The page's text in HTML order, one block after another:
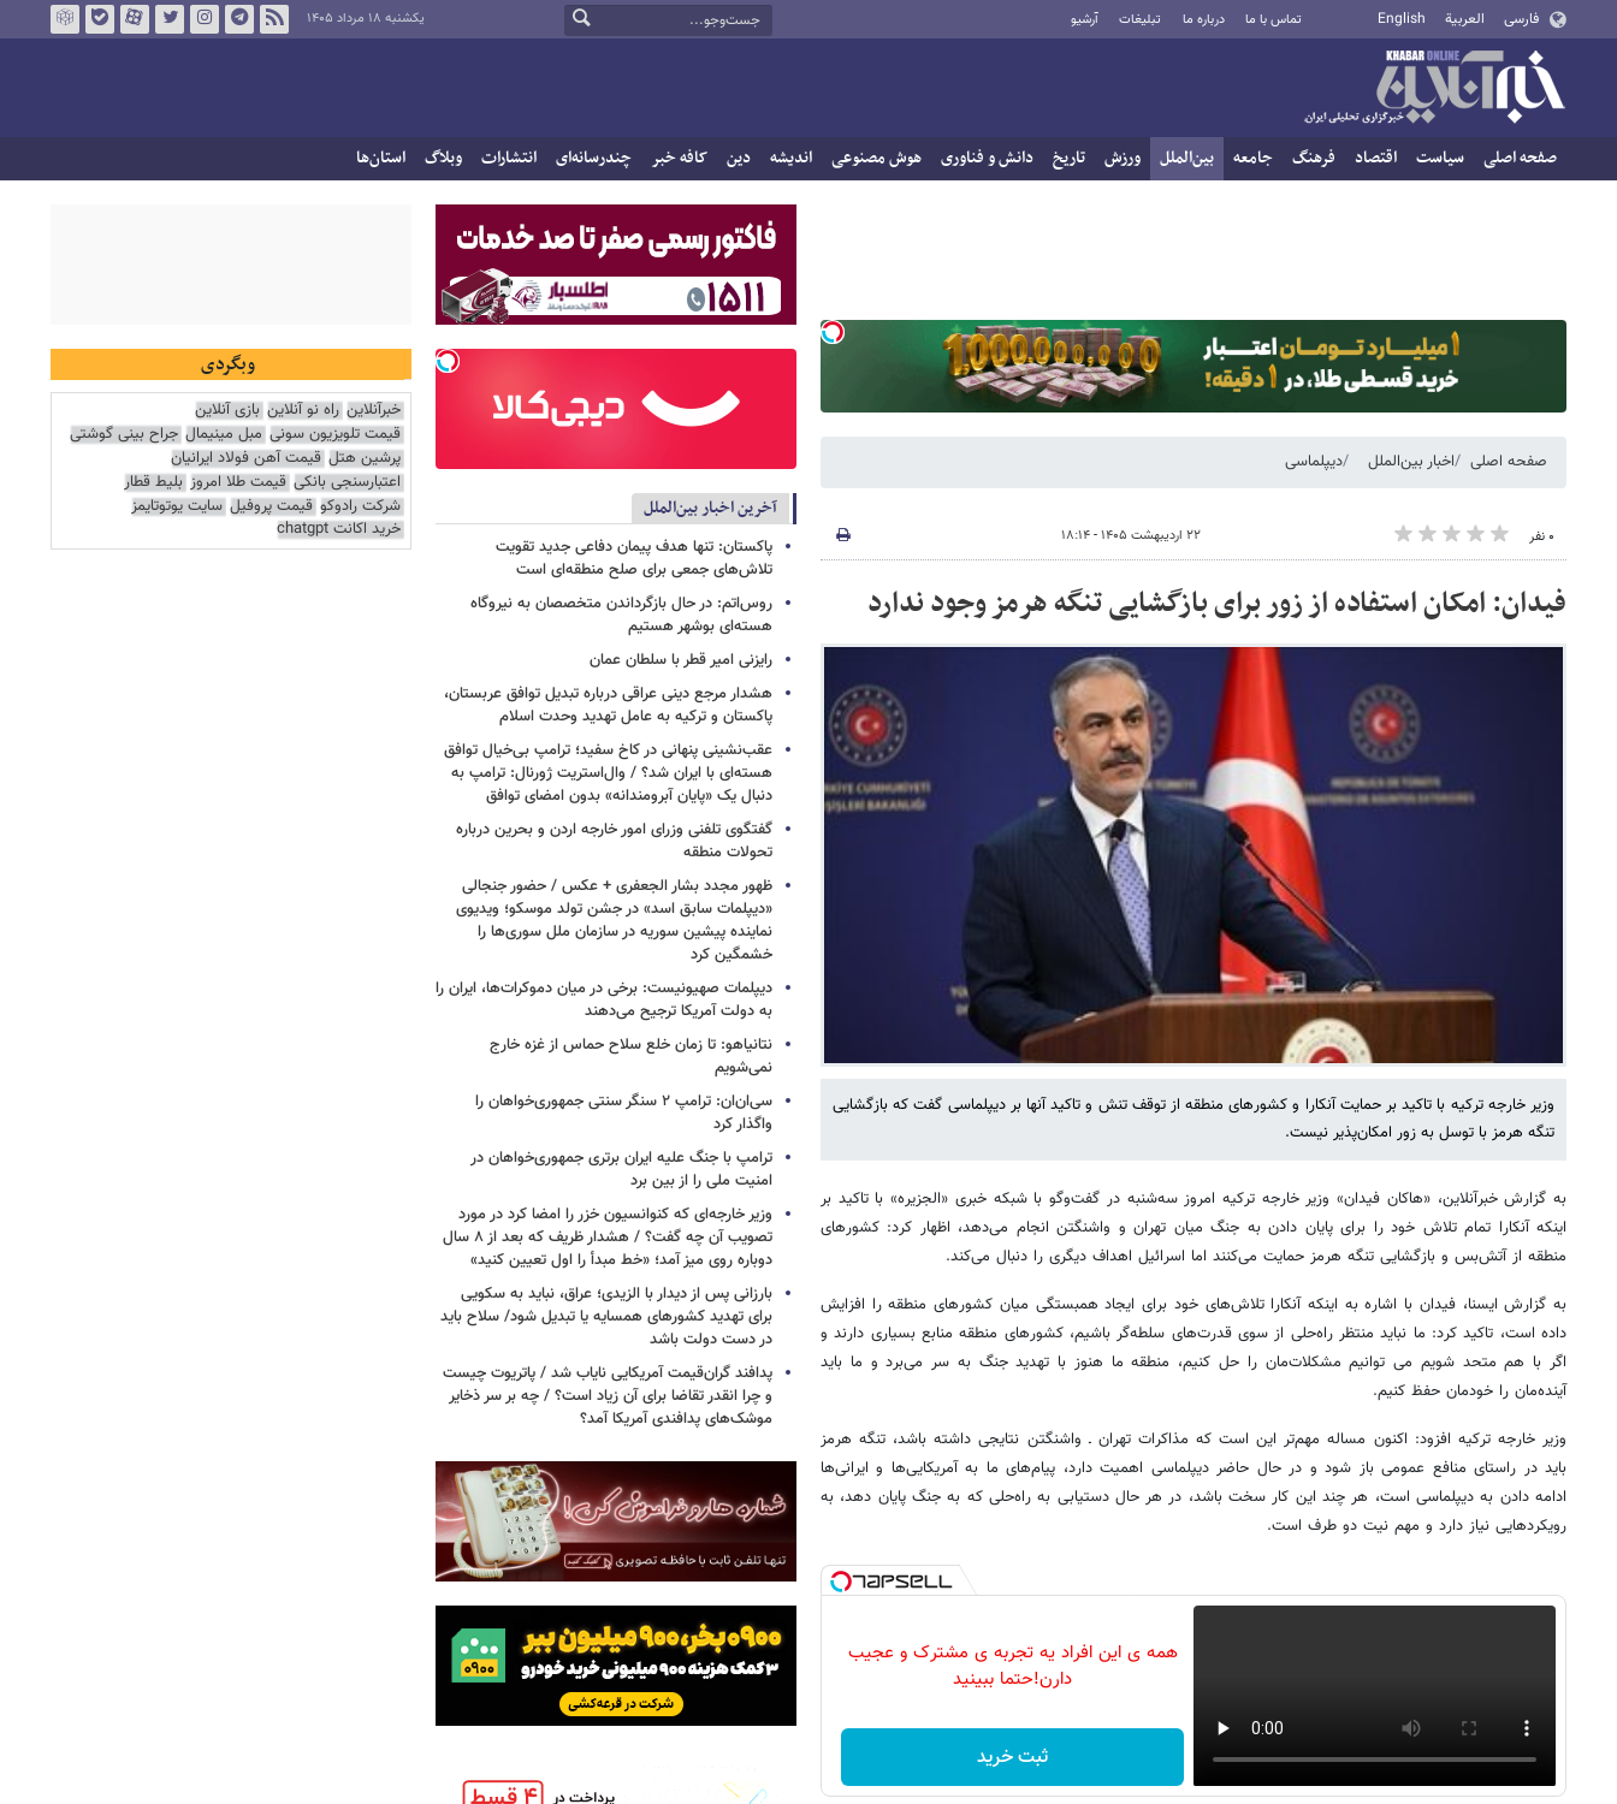
فارسی العربية English تماس با ما درباره ما تبلیغات آرشیو یکشنبه ۱۸ مرداد ۱۴۰۵
صفحه اصلی سیاست اقتصاد فرهنگ جامعه بین‌الملل ورزش تاریخ دانش و فناوری هوش مصنوعی اندیشه دین کافه خبر چندرسانه‌ای انتشارات وبلاگ استان‌ها
صفحه اصلی اخبار بین‌الملل دیپلماسی
۰ نفر ۲۲ اردیبهشت ۱۴۰۵ - ۱۸:۱۴
فیدان: امکان استفاده از زور برای بازگشایی تنگه هرمز وجود ندارد
وزیر خارجه ترکیه با تاکید بر حمایت آنکارا و کشورهای منطقه از توقف تنش و تاکید آنها بر دیپلماسی گفت که بازگشایی
تنگه هرمز با توسل به زور امکان‌پذیر نیست.
به گزارش خبرآنلاین، «هاکان فیدان» وزیر خارجه ترکیه امروز سه‌شنبه در گفت‌وگو با شبکه خبری «الجزیره» با تاکید بر
اینکه آنکارا تمام تلاش خود را برای پایان دادن به جنگ میان تهران و واشنگتن انجام می‌دهد، اظهار کرد: کشورهای
منطقه از آتش‌بس و بازگشایی تنگه هرمز حمایت می‌کنند اما اسرائیل اهداف دیگری را دنبال می‌کند.
به گزارش ایسنا، فیدان با اشاره به اینکه آنکارا تلاش‌های خود برای ایجاد همبستگی میان کشورهای منطقه را افزایش
داده است، تاکید کرد: ما نباید منتظر راه‌حلی از سوی قدرت‌های سلطه‌گر باشیم، کشورهای منطقه منابع بسیاری دارند و
اگر با هم متحد شویم می توانیم مشکلات‌مان را حل کنیم‌، منطقه ما هنوز با تهدید جنگ به سر می‌برد و ما باید
آینده‌مان را خودمان حفظ کنیم.
وزیر خارجه ترکیه افزود: اکنون مساله مهم‌تر این است که مذاکرات تهران ـ واشنگتن نتایجی داشته باشد، تنگه هرمز
باید در راستای منافع عمومی باز شود و در حال حاضر دیپلماسی اهمیت دارد، پیام‌های ما به آمریکایی‌ها و ایرانی‌ها
ادامه دادن به دیپلماسی است، هر چند این کار سخت باشد، در هر حال دستیابی به راه‌حلی که به جنگ پایان دهد، به
رویکردهایی نیاز دارد و مهم نیت دو طرف است.
همه ی این افراد یه تجربه ی مشترک و عجیب
دارن!حتما ببینید
ثبت خرید
آخرین اخبار بین‌الملل
پاکستان: تنها هدف پیمان دفاعی جدید تقویت
تلاش‌های جمعی برای صلح منطقه‌ای است
روس‌اتم: در حال بازگرداندن متخصصان به نیروگاه
هسته‌ای بوشهر هستیم
رایزنی امیر قطر با سلطان عمان
هشدار مرجع دینی عراقی درباره تبدیل توافق عربستان،
پاکستان و ترکیه به عامل تهدید وحدت اسلام
عقب‌نشینی پنهانی در کاخ سفید؛ ترامپ بی‌خیال توافق
هسته‌ای با ایران شد؟ / وال‌استریت ژورنال: ترامپ به
دنبال یک «پایان آبرومندانه» بدون امضای توافق
گفتگوی تلفنی وزرای امور خارجه اردن و بحرین درباره
تحولات منطقه
ظهور مجدد بشار الجعفری + عکس / حضور جنجالی
«دیپلمات سابق اسد» در جشن تولد موسکو؛ ویدیوی
نماینده پیشین سوریه در سازمان ملل سوری‌ها را
خشمگین کرد
دیپلمات صهیونیست: برخی در میان دموکرات‌ها، ایران را
به دولت آمریکا ترجیح می‌دهند
نتانیاهو: تا زمان خلع سلاح حماس از غزه خارج
نمی‌شویم
سی‌ان‌ان: ترامپ ۲ سنگر سنتی جمهوری‌خواهان را
واگذار کرد
ترامپ با جنگ علیه ایران برتری جمهوری‌خواهان در
امنیت ملی را از بین برد
وزیر خارجه‌ای که کنوانسیون خزر را امضا کرد در مورد
تصویب آن چه گفت؟ / هشدار ظریف که بعد از ۸ سال
دوباره روی میز آمد؛ «خط مبدأ را اول تعیین کنید»
بارزانی پس از دیدار با الزیدی؛ عراق، نباید به سکویی
برای تهدید کشورهای همسایه یا تبدیل شود/ سلاح باید
در دست دولت باشد
پدافند گران‌قیمت آمریکایی نایاب شد / پاتریوت چیست
و چرا انقدر تقاضا برای آن زیاد است؟ / چه بر سر ذخایر
موشک‌های پدافندی آمریکا آمد؟
وبگردی
خبرآنلاین راه نو آنلاین بازی آنلاین
قیمت تلویزیون سونی مبل مینیمال جراح بینی گوشتی
پرشین هتل قیمت آهن فولاد ایرانیان
اعتبارسنجی بانکی قیمت طلا امروز بلیط قطار
شرکت رادوکو قیمت پروفیل سایت یوتوتایمز
خرید اکانت chatgpt